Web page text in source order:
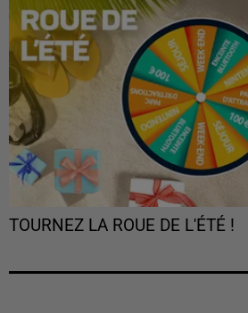
TOURNEZ LA ROUE DE L'ÉTÉ !